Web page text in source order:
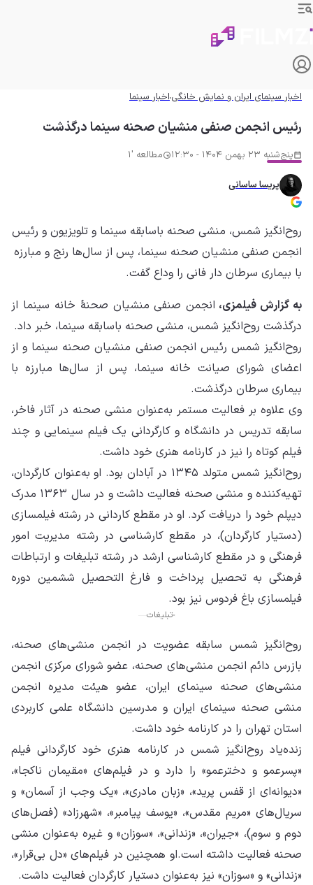
اخبار سینمای ایران و نمایش خانگیاخبار سینما
رئیس انجمن صنفی منشیان صحنه سینما درگذشت
پنج‌شنبه 23 بهمن 1404 - 12:30 مطالعه '1
پریسا ساسانی
روح‌انگیز شمس، منشی صحنه باسابقه سینما و تلویزیون و رئیس
انجمن صنفی منشیان صحنه سینما، پس از سال‌ها رنج و مبارزه
با بیماری سرطان دار فانی را وداع گفت.
به گزارش فیلمزی، انجمن صنفی منشیان صحنۀ خانه سینما از
درگذشت روح‌انگیز شمس، منشی صحنه باسابقه سینما، خبر داد.
روح‌انگیز شمس رئیس انجمن صنفی منشیان صحنه سینما و از
اعضای شورای صیانت خانه سینما، پس از سال‌ها مبارزه با
بیماری سرطان درگذشت.
وی علاوه بر فعالیت مستمر به‌عنوان منشی صحنه در آثار فاخر،
سابقه تدریس در دانشگاه و کارگردانی یک فیلم سینمایی و چند
فیلم کوتاه را نیز در کارنامه هنری خود داشت.
روح‌انگيز شمس متولد ۱۳۴۵ در آبادان بود. او به‌عنوان کارگردان،
تهیه‌کننده و منشی صحنه فعالیت داشت و در سال ۱۳۶۳ مدرک
دیپلم خود را دریافت کرد. او در مقطع کاردانی در رشته فیلمسازی
(دستیار کارگردان)، در مقطع کارشناسی در رشته مدیریت امور
فرهنگی و در مقطع کارشناسی ارشد در رشته تبلیغات و ارتباطات
فرهنگی به تحصیل پرداخت و فارغ التحصیل ششمین دوره
فیلمسازی باغ فردوس نیز بود.
تبلیغات
روح‌انگيز شمس سابقه عضویت در انجمن منشی‌های صحنه،
بازرس دائم انجمن منشی‌های صحنه، عضو شورای مرکزی انجمن
منشی‌های صحنه سینمای ایران، عضو هیئت مدیره انجمن
منشی صحنه سینمای ایران و مدرسین دانشگاه علمی کاربردی
استان تهران را در کارنامه خود داشت.
زنده‌یاد روح‌انگیز شمس در کارنامه هنری خود کارگردانی فیلم
«پسرعمو و دخترعمو» را دارد و در فیلم‌های «مقیمان ناکجا»،
«دیوانه‌ای از قفس پرید»، «زبان مادری»، «یک وجب از آسمان» و
سریال‌های «مریم مقدس»، «یوسف پیامبر»، «شهرزاد» (فصل‌های
دوم و سوم)، «جیران»، «زندانی»، «سوزان» و غیره به‌عنوان منشی
صحنه فعالیت داشته است.او همچنین در فیلم‌های «دل بی‌قرار»،
«زندانی» و «سوزان» نیز به‌عنوان دستیار کارگردان فعالیت داشت.